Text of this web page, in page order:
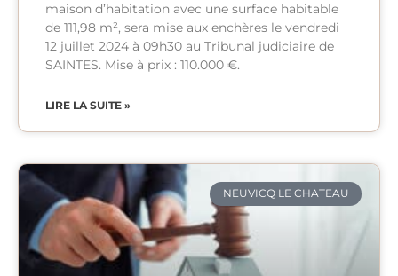
maison d’habitation avec une surface habitable
de 111,98 m², sera mise aux enchères le vendredi
12 juillet 2024 à 09h30 au Tribunal judiciaire de
SAINTES. Mise à prix : 110.000 €.
LIRE LA SUITE »
NEUVICQ LE CHATEAU